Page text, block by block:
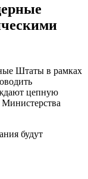
Штаты в рамках
цепную